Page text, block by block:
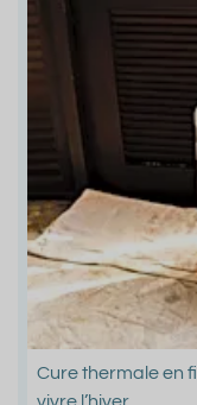
Cure thermale en
vivre l’hiver